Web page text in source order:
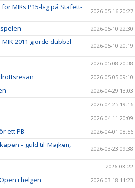
MIKs P15-lag på Stafett-
2026-05-16 20:27
2026-05-10 22:30
2011 gjorde dubbel
2026-05-10 20:19
2026-05-08 20:38
2026-05-05 09:10
2026-04-29 13:03
2026-04-25 19:16
2026-04-11 20:09
ett PB 2026-04-01 08:56
– guld till Majken,
2026-03-23 09:38
2026-03-22
i helgen 2026-03-18 11:23